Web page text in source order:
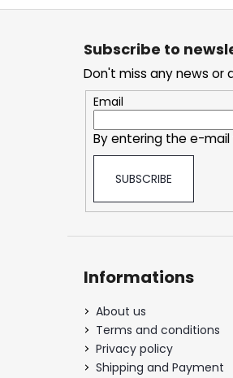
F
Subscribe to
Don't miss any news or
Email
By entering the e-
SUBSCRIBE
Informations
About us
Terms and conditions
Privacy policy
Shipping and Payment